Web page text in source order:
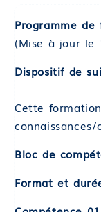
Programme de
(Mise à jour le
Dispositif de
Cette
Bloc de
Format et